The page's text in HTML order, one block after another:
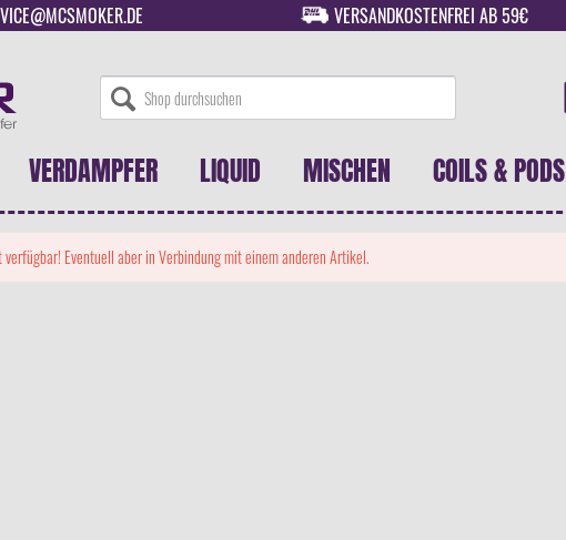
VERSANDKOSTENFREI AB 59€
VERDAMPFER LIQUID MISCHEN COILS & PODS
Eventuell aber in Verbindung mit einem anderen Artikel.